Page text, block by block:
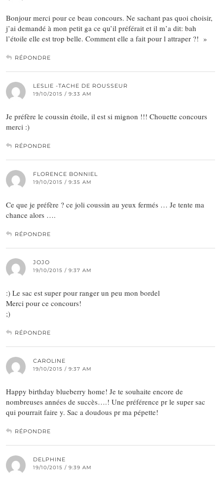
Bonjour merci pour ce beau concours. Ne sachant pas quoi choisir,
j’ai demandé à mon petit ga ce qu’il préférait et il m’a dit: bah
l’étoile elle est trop belle. Comment elle a fait pour l attraper ?! »
RÉPONDRE
LESLIE -TACHE DE ROUSSEUR
19/10/2015 / 9:33 AM
Je préfère le coussin étoile, il est si mignon !!! Chouette concours
merci :)
RÉPONDRE
FLORENCE BONNIEL
19/10/2015 / 9:35 AM
Ce que je préfère ? ce joli coussin au yeux fermés … Je tente ma
chance alors ….
RÉPONDRE
JOJO
19/10/2015 / 9:37 AM
:) Le sac est super pour ranger un peu mon bordel
Merci pour ce concours!
;)
RÉPONDRE
CAROLINE
19/10/2015 / 9:37 AM
Happy birthday blueberry home! Je te souhaite encore de
nombreuses années de succès….! Une préférence pr le super sac
qui pourrait faire y. Sac a doudous pr ma pépette!
RÉPONDRE
DELPHINE
19/10/2015 / 9:39 AM